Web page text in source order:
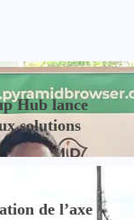
Hub lance
solutions
de l’axe